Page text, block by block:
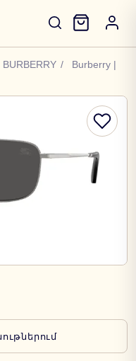
BURBERRY /
Burberry |